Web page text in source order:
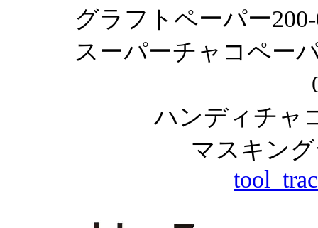
グラフトペーパー200-
スーパーチャコペー
ハンディチャ
マスキン